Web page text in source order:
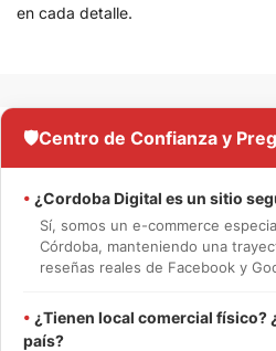
en cada detalle.
🛡️Centro de Confianza y
• ¿Cordoba Digital es un sitio
Sí, somos un e-commerce
Córdoba, manteniendo una
reseñas reales de Facebook y
• ¿Tienen local comercial físico?
país?